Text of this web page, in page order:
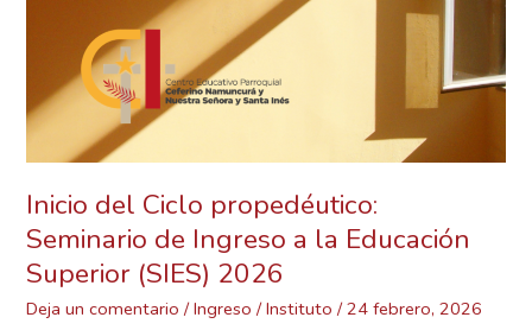
Inicio del Ciclo propedéutico:
Seminario de Ingreso a la Educación
Superior (SIES) 2026
Deja un comentario /Ingreso /Instituto/24 febrero, 2026